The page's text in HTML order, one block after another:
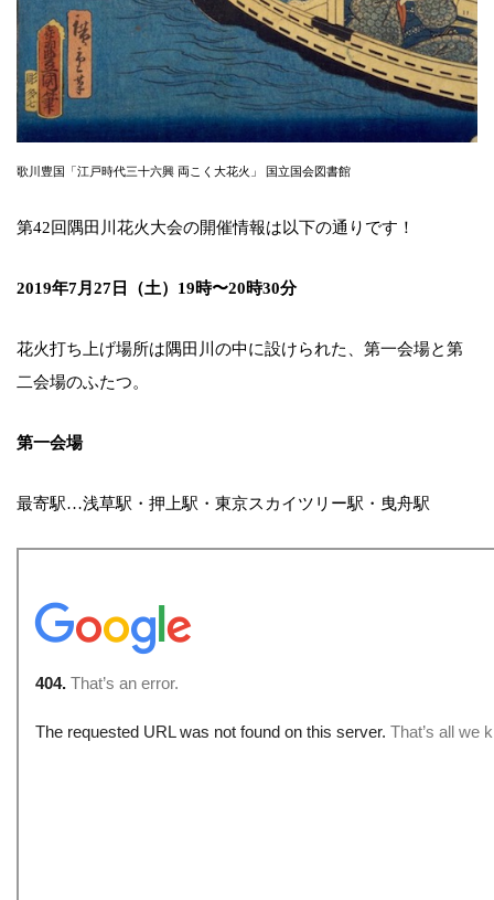
歌川豊国「江戸時代三十六興 両こく大花火」 国立国会図書館
第42回隅田川花火大会の開催情報は以下の通りです！
2019年7月27日（土）19時〜20時30分
花火打ち上げ場所は隅田川の中に設けられた、第一会場と第
二会場のふたつ。
第一会場
最寄駅…浅草駅・押上駅・東京スカイツリー駅・曳舟駅